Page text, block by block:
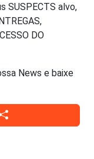
SUSPECTS alvo,
DO
News e baixe